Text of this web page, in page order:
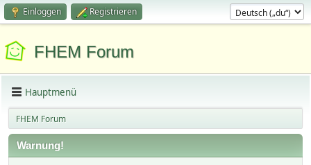
Einloggen Registrieren
FHEM Forum
Hauptmenü
FHEM Forum
Warnung!